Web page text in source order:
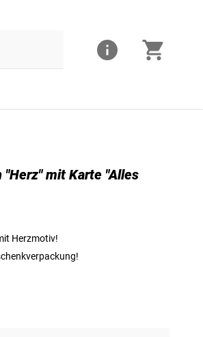
Gold-Geschenkbarren "Herz" mit Karte "Alles Liebe"
mit Karte "Alles
Herzmotiv!